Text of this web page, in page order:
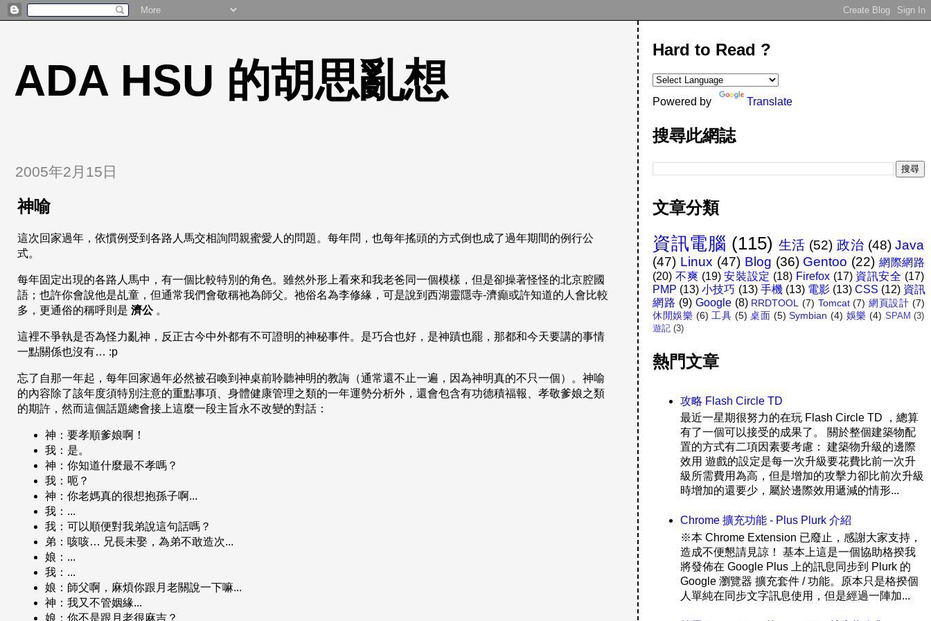
ADA HSU 的胡思亂想
2005年2月15日
神喻
這次回家過年，依慣例受到各路人馬交相詢問親蜜愛人的問題。每年問，也每年搖頭的方式倒也成了過年期間的例行公
式。
每年固定出現的各路人馬中，有一個比較特別的角色。雖然外形上看來和我老爸同一個模樣，但是卻操著怪怪的北京腔國
語；也許你會說他是乩童，但通常我們會敬稱祂為師父。祂俗名為李修緣，可是說到西湖靈隱寺-濟癲或許知道的人會比較
多，更通俗的稱呼則是 濟公。
這裡不爭執是否為怪力亂神，反正古今中外都有不可證明的神秘事件。是巧合也好，是神蹟也罷，那都和今天要講的事情
一點關係也沒有… :p
忘了自那一年起，每年回家過年必然被召喚到神桌前聆聽神明的教誨（通常還不止一遍，因為神明真的不只一個）。神喻
的內容除了該年度須特別注意的重點事項、身體健康管理之類的一年運勢分析外，還會包含有功德積福報、孝敬爹娘之類
的期許，然而這個話題總會接上這麼一段主旨永不改變的對話：
神：要孝順爹娘啊！
我：是。
神：你知道什麼最不孝嗎？
我：呃？
神：你老媽真的很想抱孫子啊...
我：...
我：可以順便對我弟說這句話嗎？
弟：咳咳… 兄長未娶，為弟不敢造次...
娘：...
我：...
娘：師父啊，麻煩你跟月老關說一下嘛...
神：我又不管姻緣...
娘：你不是跟月老很麻吉？
Hard to Read ?
Powered by Translate
搜尋此網誌
文章分類
資訊電腦 (115) 生活 (52) 政治 (48) Java
(47) Linux (47) Blog (36) Gentoo (22) 網際網路
(20) 不爽 (19) 安裝設定 (18) Firefox (17) 資訊安全 (17)
PMP (13) 小技巧 (13) 手機 (13) 電影 (13) CSS (12) 資訊
網路 (9) Google (8) RRDTOOL (7) Tomcat (7) 網頁設計 (7)
休閒娛樂 (6) 工具 (5) 桌面 (5) Symbian (4) 娛樂 (4) SPAM (3)
遊記 (3)
熱門文章
攻略 Flash Circle TD
最近一星期很努力的在玩 Flash Circle TD ，總算
有了一個可以接受的成果了。 關於整個建築物配
置的方式有二項因素要考慮： 建築物升級的邊際
效用 遊戲的設定是每一次升級要花費比前一次升
級所需費用為高，但是增加的攻擊力卻比前次升級
時增加的還要少，屬於邊際效用遞減的情形...
Chrome 擴充功能 - Plus Plurk 介紹
※本 Chrome Extension 已廢止，感謝大家支持，
造成不便懇請見諒！ 基本上這是一個協助格揆我
將發佈在 Google Plus 上的訊息同步到 Plurk 的
Google 瀏覽器 擴充套件 / 功能。原本只是格揆個
人單純在同步文字訊息使用，但是經過一陣加...